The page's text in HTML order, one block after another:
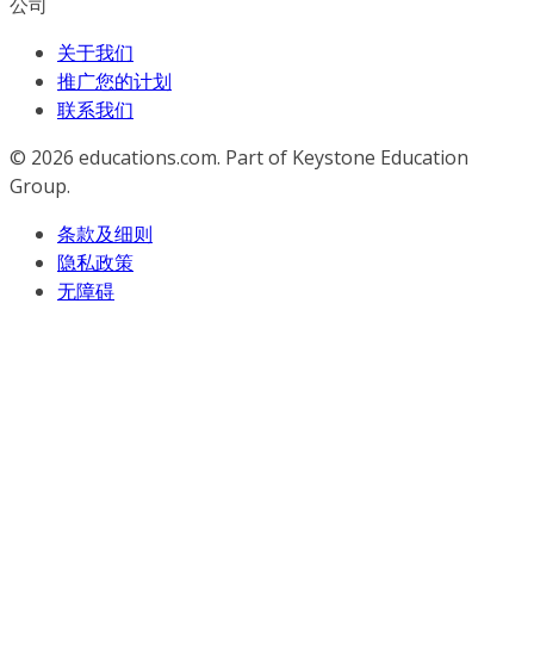
关于我们
推广您的计划
联系我们
© 2026 educations.com. Part of Keystone Education
Group.
条款及细则
隐私政策
无障碍